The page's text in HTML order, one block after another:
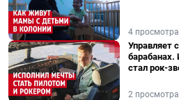
4 просмотра
Управляет
барабанах.
стал рок-
2 просмотра